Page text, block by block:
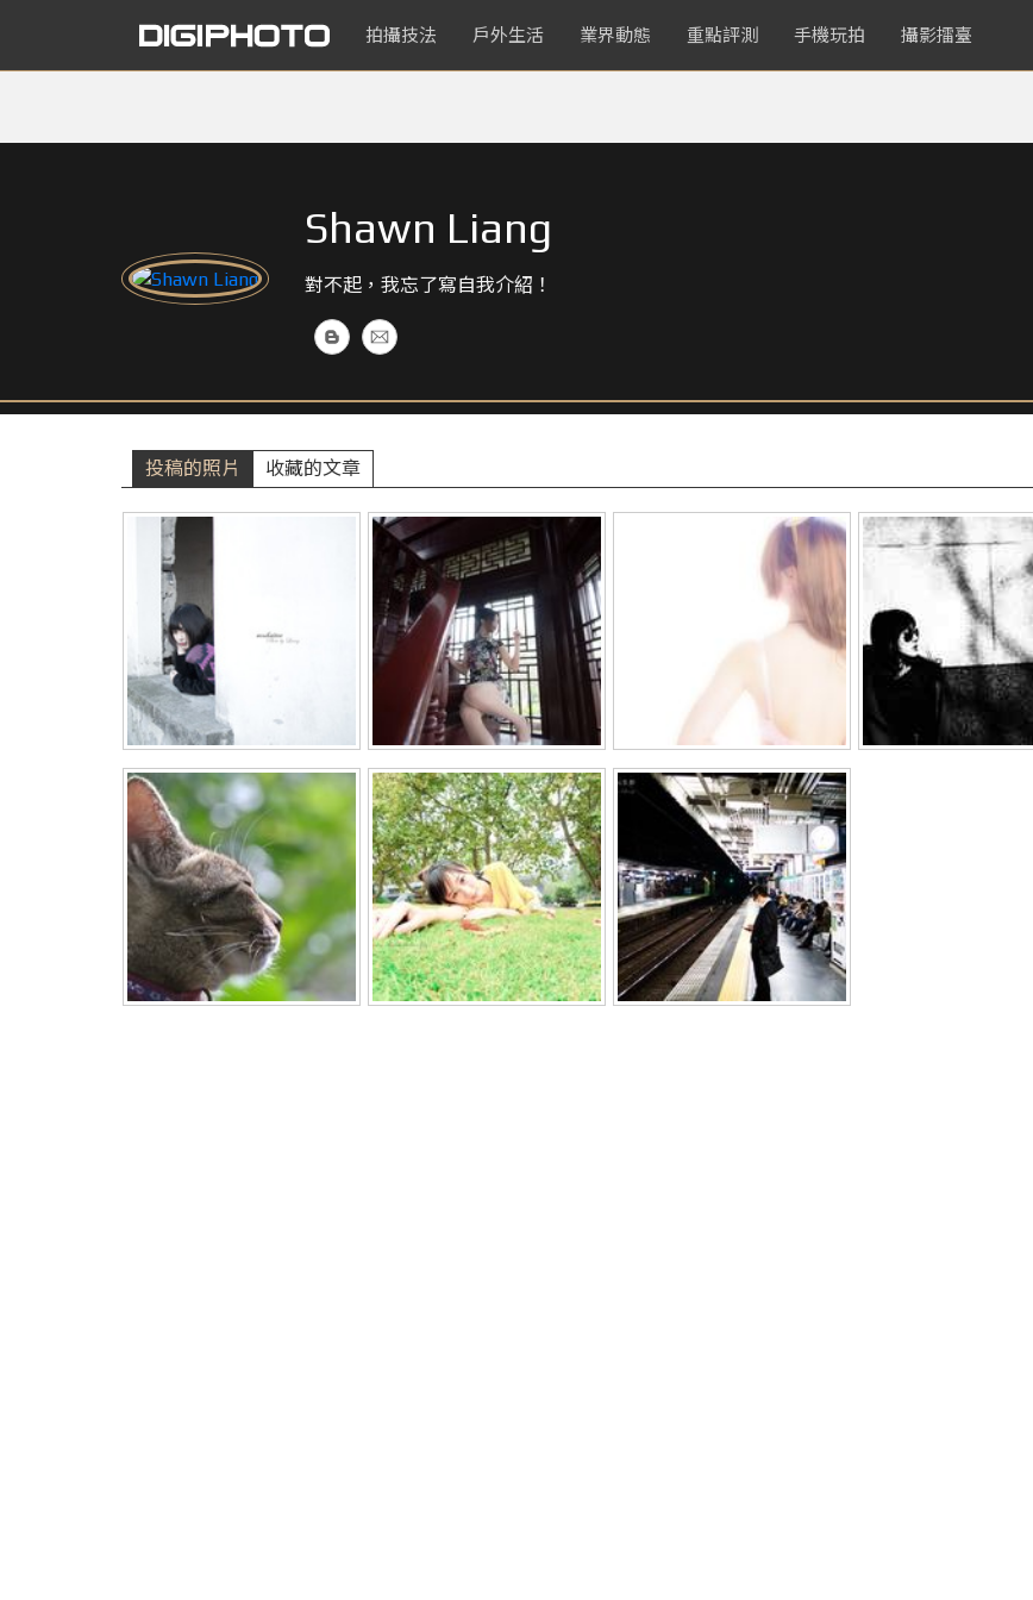
拍攝技法 戶外生活 業界動態 重點評測 手機玩拍 攝影擂臺
Shawn Liang
對不起，我忘了寫自我介紹！
投稿的照片 收藏的文章